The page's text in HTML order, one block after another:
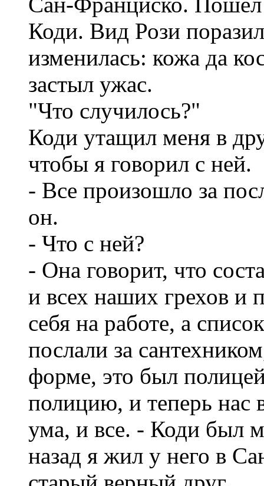
Коди. Вид Рози
изменилась: кожа да
застыл ужас.
"Что случилось?"
Коди утащил меня в
чтобы я говорил с ней.
- Все произошло за
он.
- Что с ней?
- Она говорит, что
и всех наших грехов и
себя на работе, а
послали за
форме, это был
полицию, и теперь нас
ума, и все. - Коди был
назад я жил у него в